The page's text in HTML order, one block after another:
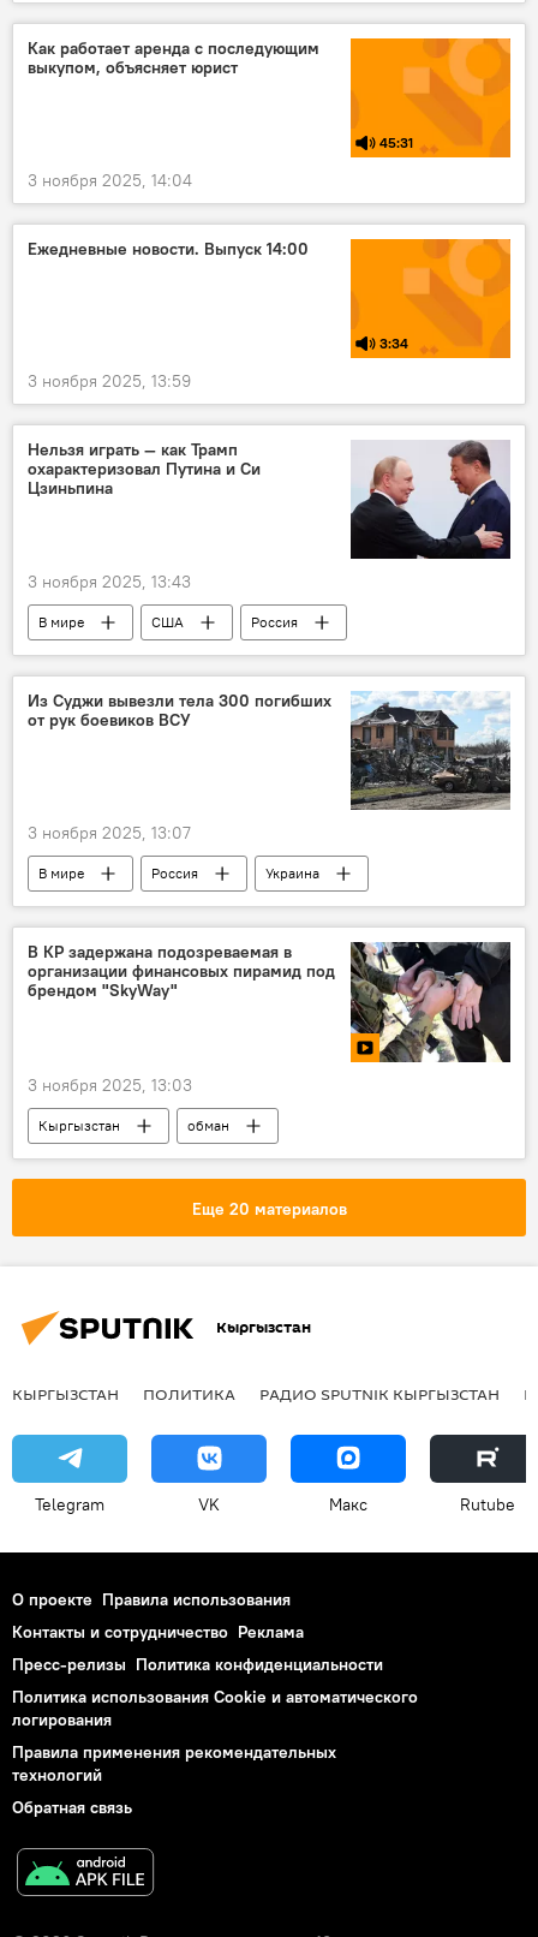
Садыр Жапаров
Официальный визит
Как работает аренда с последующим
выкупом, объясняет юрист
45:31
3 ноября 2025, 14:04
Ежедневные новости. Выпуск 14:00
3:34
3 ноября 2025, 13:59
Нельзя играть — как Трамп
охарактеризовал Путина и Си
Цзиньпина
3 ноября 2025, 13:43
В мире США
Россия
Китай
Дональд Трамп
Владимир Путин
Си Цзиньпин
Политика
ядерное оружие
Из Суджи вывезли тела 300 погибших
от рук боевиков ВСУ
3 ноября 2025, 13:07
В мире Россия
Украина
Суджанский район
Курская область
ВСУ
убийство
Спецоперация России по защите Донбасса
В КР задержана подозреваемая в
организации финансовых пирамид под
брендом "SkyWay"
3 ноября 2025, 13:03
Кыргызстан
обман
мошенничество
финансы
видео
Еще 20 материалов
Кыргызстан
КЫРГЫЗСТАН ПОЛИТИКА РАДИО SPUTNIK КЫРГЫЗСТАН
Telegram VK Макс Rutube
О проекте Правила использования
Контакты и сотрудничество Реклама
Пресс-релизы Политика конфиденциальности
Политика использования Cookie и автоматического
логирования
Правила применения рекомендательных
технологий
Обратная связь